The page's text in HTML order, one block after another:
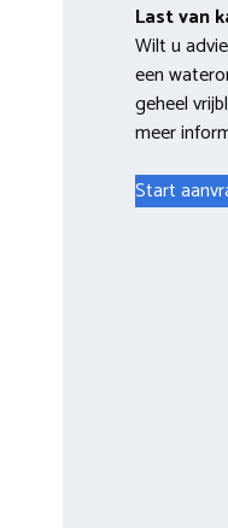
Last van
Wilt u
een
geheel
meer
Start